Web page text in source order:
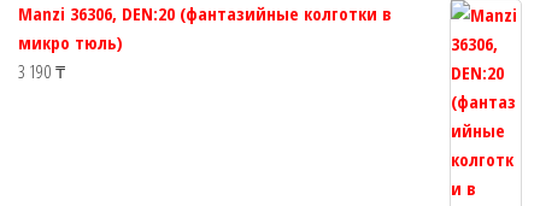
Manzi 36306, DEN:20 (фантазийные колготки в
микро тюль)
3 190 ₸